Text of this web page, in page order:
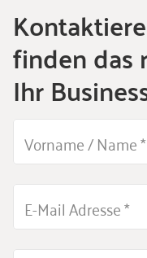
finden das
Ihr
Vorname / Name*
E-Mail Adresse*